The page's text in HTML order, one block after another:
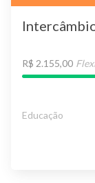
R$ 2.155,00
Educação